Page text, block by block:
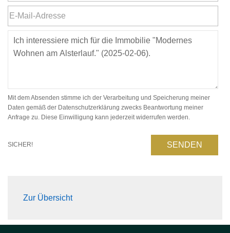
Mit dem Absenden stimme ich der Verarbeitung und Speicherung meiner
Daten gemäß der Datenschutzerklärung zwecks Beantwortung meiner
Anfrage zu. Diese Einwilligung kann jederzeit widerrufen werden.
SICHER! SENDEN
Zur Übersicht